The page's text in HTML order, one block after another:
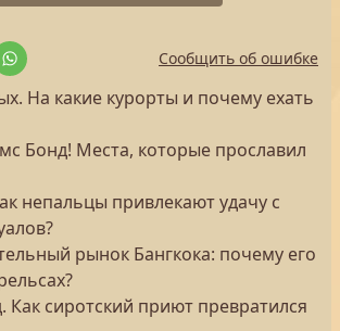
Сообщить об ошибке
На какие курорты и почему ехать
Бонд! Места, которые прославил
непальцы привлекают удачу с
рынок Бангкока: почему его
Как сиротский приют превратился